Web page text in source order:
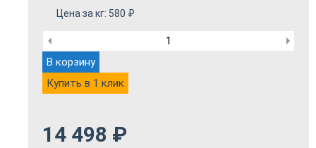
Цена за кг: 580 ₽
В корзину
Купить в 1 клик
14 498 ₽